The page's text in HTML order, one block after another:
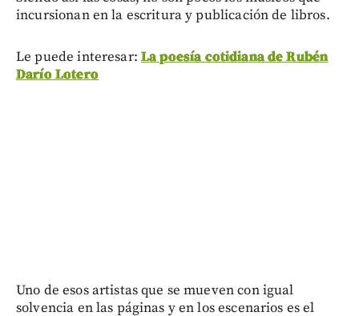
incursionan en la escritura y publicación de libros.
Le puede interesar: La poesía cotidiana de Rubén
Darío Lotero
Uno de esos artistas que se mueven con igual
solvencia en las páginas y en los escenarios es el